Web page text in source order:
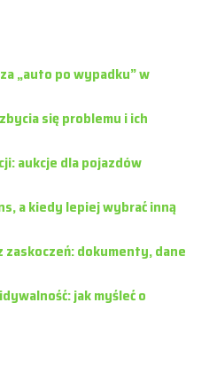
„auto po wypadku” w
się problemu i ich
aukcje dla pojazdów
a kiedy lepiej wybrać inną
dokumenty, dane
jak myśleć o